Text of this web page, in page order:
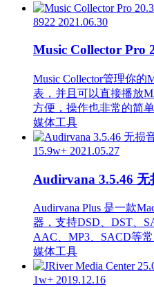
8922 2021.06.30
Music Collector Pro
Music Collector管理你的
表，并且可以直接播放
方便，操作也非常的简单
媒体工具
15.9w+ 2021.05.27
Audirvana 3.5.46
Audirvana Plus 是一款
器，支持DSD、DST、
AAC、MP3、SACD等
媒体工具
1w+ 2019.12.16